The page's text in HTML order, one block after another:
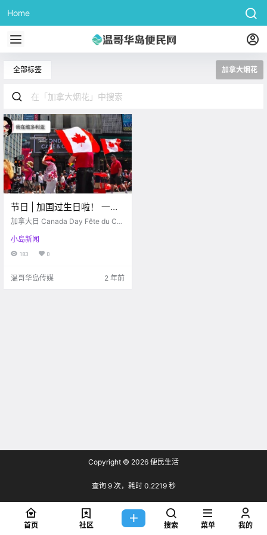
Home
全部标签 加拿大烟花
节日 | 加国过生日啦！ 一年
一度的Canada day来袭，惬
加拿大日 Canada Day Fête du Ca
法定假日 庆祝1867年7月1日加拿大.
小岛新闻
183 0
温哥华岛传媒 2 年前
Copyright © 2026 便民生活
查询 9 次，耗时 0.2219 秒
首页 社区 搜索 菜单 我的